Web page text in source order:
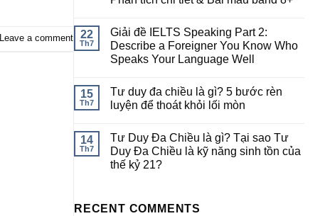
Leave a comment 22
Th7
Giải đề IELTS Speaking Part 2:
Describe a Foreigner You Know Who
Speaks Your Language Well
15
Th7
Tư duy đa chiều là gì? 5 bước rèn
luyện để thoát khỏi lối mòn
14
Th7
Tư Duy Đa Chiều là gì? Tại sao Tư
Duy Đa Chiều là kỹ năng sinh tồn của
thế kỷ 21?
RECENT COMMENTS